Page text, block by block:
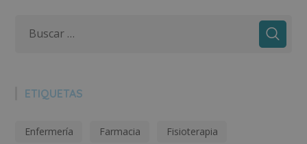
ETIQUETAS
Enfermería Farmacia Fisioterapia